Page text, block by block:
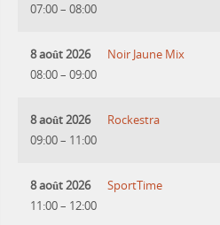
07:00– 08:00
8 août 2026
08:00– 09:00
Noir Jaune Mix
8 août 2026
09:00– 11:00
Rockestra
8 août 2026
11:00– 12:00
SportTime